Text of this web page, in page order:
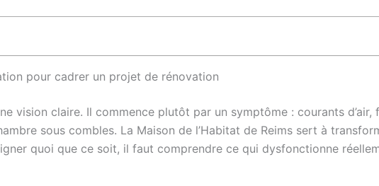
pour cadrer un projet de rénovation
vision claire. Il commence plutôt par un symptôme : courants d’air,
sous combles. La Maison de l’Habitat de Reims sert à
quoi que ce soit, il faut comprendre ce qui dysfonctionne